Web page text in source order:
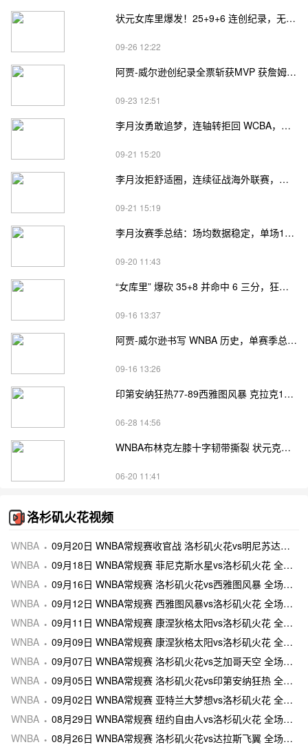
状元女库里爆发！25+9+6 连创纪录，无奈惨遭横扫提前出局
09-26 12:22
阿贾-威尔逊创纪录全票斩获MVP 获詹姆斯发文祝贺
09-23 12:51
李月汝勇敢追梦，连轴转拒回 WCBA，为中国女篮未来指引方向
09-21 15:20
李月汝拒舒适圈，连续征战海外联赛，目标强队令人赞
09-21 15:19
李月汝赛季总结：场均数据稳定，单场19+12获尊重
09-20 11:43
“女库里” 爆砍 35+8 并命中 6 三分，狂刷纪录获詹皇盛赞
09-16 13:37
阿贾-威尔逊书写 WNBA 历史，单赛季总得分破千 詹姆斯道贺
09-16 13:26
印第安纳狂热77-89西雅图风暴 克拉克15分6篮板7助攻
06-28 14:56
WNBA布林克左膝十字韧带撕裂 状元克拉克发声
06-20 11:41
洛杉矶火花视频
WNBA
09月20日 WNBA常规赛收官战 洛杉矶火花vs明尼苏达山猫 全场录像及集锦
WNBA
09月18日 WNBA常规赛 菲尼克斯水星vs洛杉矶火花 全场录像及集锦
WNBA
09月16日 WNBA常规赛 洛杉矶火花vs西雅图风暴 全场录像及集锦
WNBA
09月12日 WNBA常规赛 西雅图风暴vs洛杉矶火花 全场录像及集锦
WNBA
09月11日 WNBA常规赛 康涅狄格太阳vs洛杉矶火花 全场录像及集锦
WNBA
09月09日 WNBA常规赛 康涅狄格太阳vs洛杉矶火花 全场录像及集锦
WNBA
09月07日 WNBA常规赛 洛杉矶火花vs芝加哥天空 全场录像及集锦
WNBA
09月05日 WNBA常规赛 洛杉矶火花vs印第安纳狂热 全场录像及集锦
WNBA
09月02日 WNBA常规赛 亚特兰大梦想vs洛杉矶火花 全场录像及集锦
WNBA
08月29日 WNBA常规赛 纽约自由人vs洛杉矶火花 全场录像及集锦
WNBA
08月26日 WNBA常规赛 洛杉矶火花vs达拉斯飞翼 全场录像及集锦